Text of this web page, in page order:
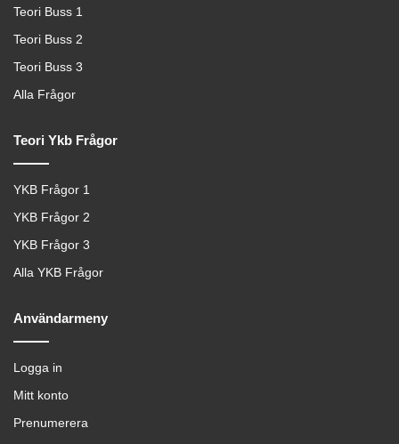
Teori Buss 1
Teori Buss 2
Teori Buss 3
Alla Frågor
Teori Ykb Frågor
YKB Frågor 1
YKB Frågor 2
YKB Frågor 3
Alla YKB Frågor
Användarmeny
Logga in
Mitt konto
Prenumerera